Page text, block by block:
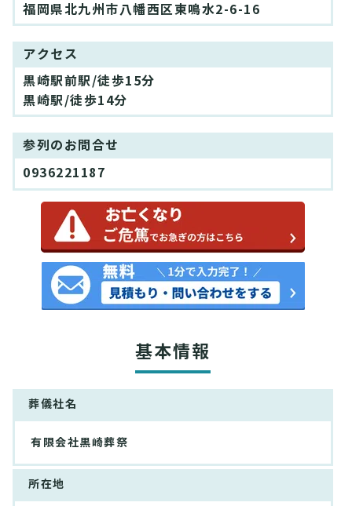
福岡県北九州市八幡西区東鳴水2-6-16
アクセス
黒崎駅前駅/徒歩15分
黒崎駅/徒歩14分
参列のお問合せ
0936221187
基本情報
葬儀社名
有限会社黒崎葬祭
所在地